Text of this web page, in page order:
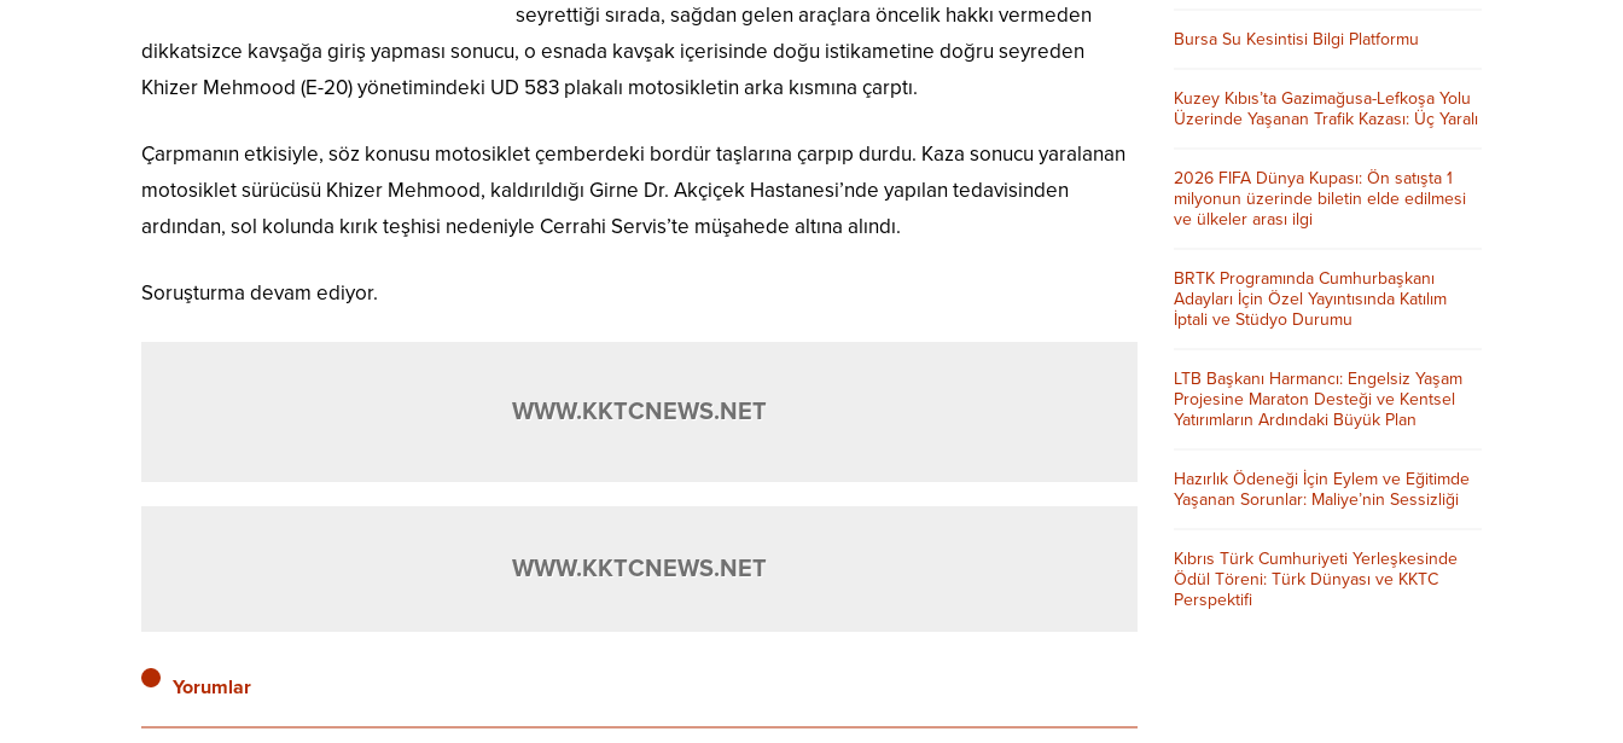
seyrettiği sırada, sağdan gelen araçlara öncelik hakkı vermeden
dikkatsizce kavşağa giriş yapması sonucu, o esnada kavşak içerisinde doğu istikametine doğru seyreden
Khizer Mehmood (E-20) yönetimindeki UD 583 plakalı motosikletin arka kısmına çarptı.
Çarpmanın etkisiyle, söz konusu motosiklet çemberdeki bordür taşlarına çarpıp durdu. Kaza sonucu yaralanan
motosiklet sürücüsü Khizer Mehmood, kaldırıldığı Girne Dr. Akçiçek Hastanesi’nde yapılan tedavisinden
ardından, sol kolunda kırık teşhisi nedeniyle Cerrahi Servis’te müşahede altına alındı.
Soruşturma devam ediyor.
WWW.KKTCNEWS.NET
WWW.KKTCNEWS.NET
Yorumlar
Bursa Su Kesintisi Bilgi Platformu
Kuzey Kıbıs’ta Gazimağusa-Lefkoşa Yolu
Üzerinde Yaşanan Trafik Kazası: Üç Yaralı
2026 FIFA Dünya Kupası: Ön satışta 1
milyonun üzerinde biletin elde edilmesi
ve ülkeler arası ilgi
BRTK Programında Cumhurbaşkanı
Adayları İçin Özel Yayıntısında Katılım
İptali ve Stüdyo Durumu
LTB Başkanı Harmancı: Engelsiz Yaşam
Projesine Maraton Desteği ve Kentsel
Yatırımların Ardındaki Büyük Plan
Hazırlık Ödeneği İçin Eylem ve Eğitimde
Yaşanan Sorunlar: Maliye’nin Sessizliği
Kıbrıs Türk Cumhuriyeti Yerleşkesinde
Ödül Töreni: Türk Dünyası ve KKTC
Perspektifi